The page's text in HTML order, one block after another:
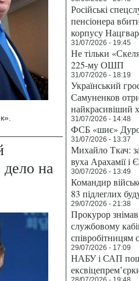
дело на
Російські
пенсіонера
корпусу
31/07/2026 - 19:45
Не тільки
225-му ОШП
31/07/2026 - 18:19
Український
Самуненков
найкрасивіший
31/07/2026 - 14:48
ФСБ «шиє»
31/07/2026 - 13:37
Михайло Ткач:
вуха Арахамії і
30/07/2026 - 13:49
Командир
83 підлеглих
29/07/2026 - 21:38
Прокурор
службовому
співробітницям
29/07/2026 - 17:09
НАБУ і САП